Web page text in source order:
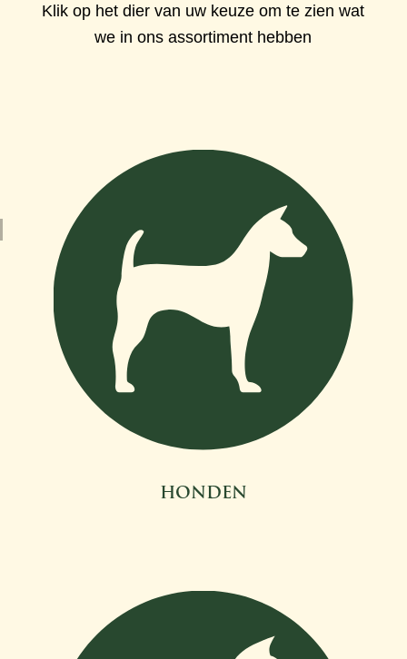
Klik op het dier van uw keuze om te zien wat
we in ons assortiment hebben
HONDEN